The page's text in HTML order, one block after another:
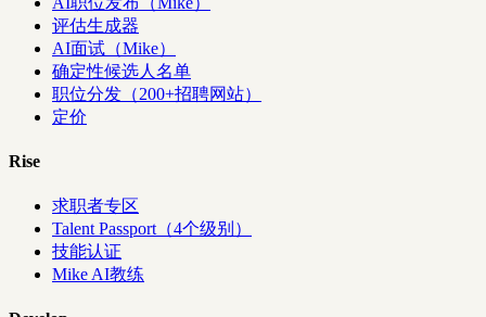
评估生成器
AI面试（Mike）
确定性候选人名单
职位分发（200+招聘网站）
定价
Rise
求职者专区
Talent Passport（4个级别）
技能认证
Mike AI教练